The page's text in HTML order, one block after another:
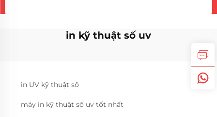
in kỹ thuật số uv
in UV kỹ thuật số
máy in kỹ thuật số uv tốt nhất